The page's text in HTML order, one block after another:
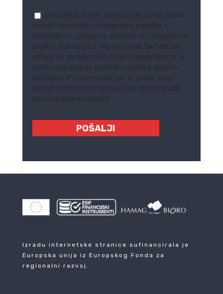
Newsletter putem elektroničke pošte: Želim
primati newsletter i prilagođene podatke o
proizvodima, uslugama, ponudama i događajima
društva Kroma d.o.o. Moj pristanak također se
odnosi na obradu mojih osobnih podataka za tu
svrhu i prikupljanje osobnih podataka tijekom
korištenja tih informacija (npr. e-pošta, letci,
tijekom telefonskog poziva) kako bismo pružili
personalizirane podatke.
Izradu internetske stranice sufinancirala je
Europska unija iz Europskog Fonda za
regionalni razvoj.